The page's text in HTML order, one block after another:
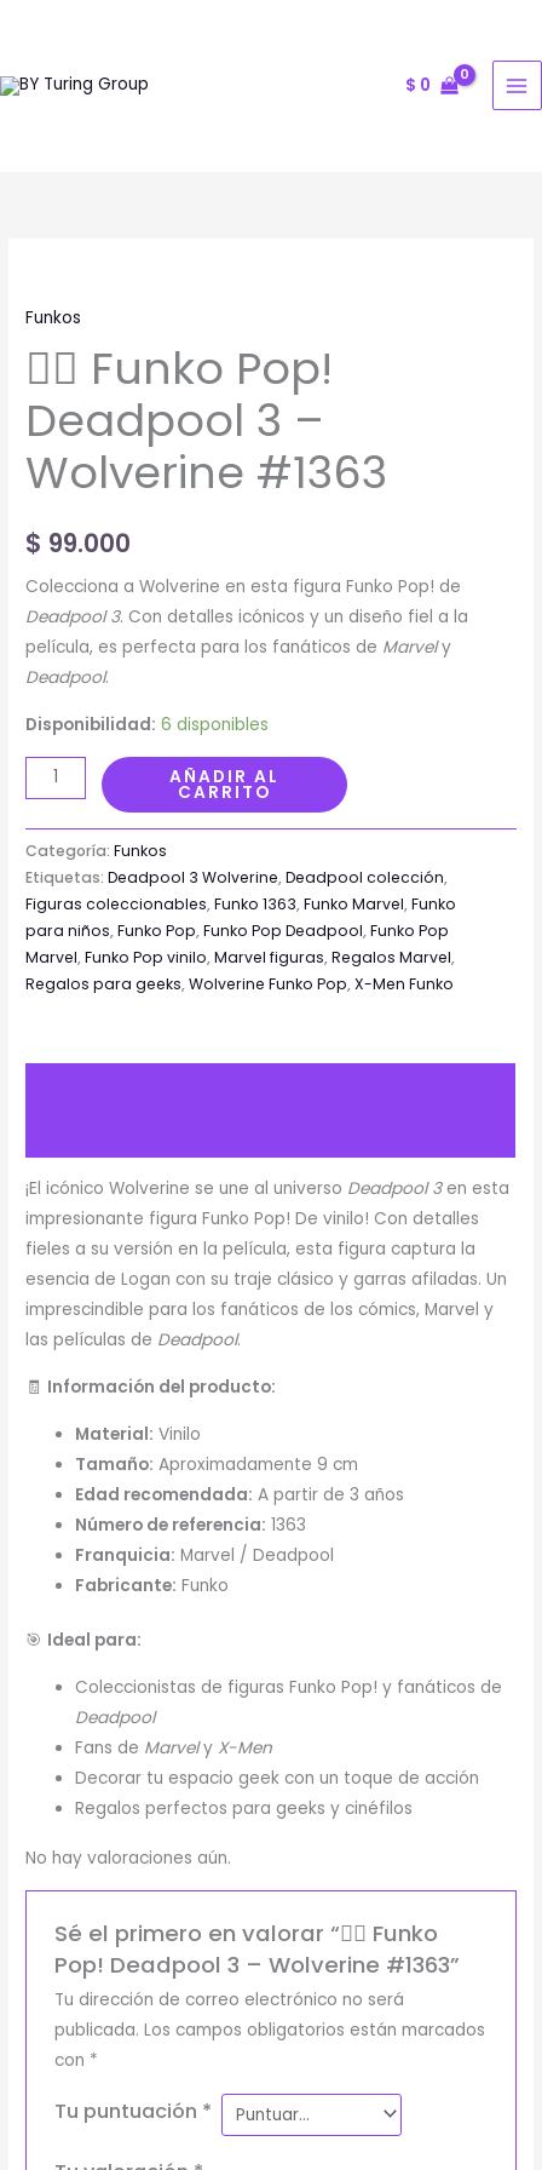
contenido
$ 0
Funkos
🦸‍♂️ Funko Pop!
Deadpool 3 –
Wolverine #1363
$ 99.000
Colecciona a Wolverine en esta figura Funko Pop! de
Deadpool 3. Con detalles icónicos y un diseño fiel a la
película, es perfecta para los fanáticos de Marvely
Deadpool.
Disponibilidad: 6 disponibles
Pop!
Deadpool
3
–
Wolverine
#1363
AÑADIR AL
CARRITO
Categoría:Funkos
Etiquetas:Deadpool 3 Wolverine,Deadpool colección,
Figuras coleccionables,Funko 1363,Funko Marvel,Funko
para niños,Funko Pop,Funko Pop Deadpool,Funko Pop
Marvel,Funko Pop vinilo,Marvel figuras,Regalos Marvel,
Regalos para geeks,Wolverine Funko Pop,X-Men Funko
¡El icónico Wolverine se une al universo Deadpool 3en esta
impresionante figura Funko Pop! De vinilo! Con detalles
fieles a su versión en la película, esta figura captura la
esencia de Logan con su traje clásico y garras afiladas. Un
imprescindible para los fanáticos de los cómics, Marvel y
las películas de Deadpool.
🧾 Información del producto:
Material: Vinilo
Tamaño: Aproximadamente 9 cm
Edad recomendada: A partir de 3 años
Número de referencia: 1363
Franquicia: Marvel / Deadpool
Fabricante: Funko
🎯 Ideal para:
Coleccionistas de figuras Funko Pop! y fanáticos de
Deadpool
Fans de Marvely X-Men
Decorar tu espacio geek con un toque de acción
Regalos perfectos para geeks y cinéfilos
No hay valoraciones aún.
Sé el primero en valorar “🦸‍♂️ Funko
Pop! Deadpool 3 – Wolverine #1363”
Tu dirección de correo electrónico no será
publicada. Los campos obligatorios están marcados
con *
Tu puntuación *